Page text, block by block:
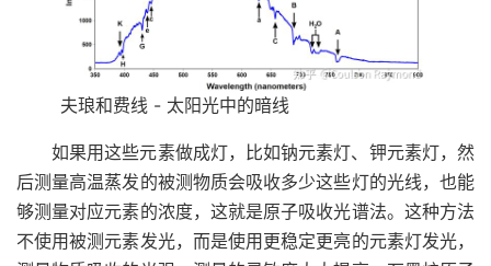
夫琅和费线 - 太阳光中的暗线
如果用这些元素做成灯，比如钠元素灯、钾元素灯，然
后测量高温蒸发的被测物质会吸收多少这些灯的光线，也能
够测量对应元素的浓度，这就是原子吸收光谱法。这种方法
不使用被测元素发光，而是使用更稳定更亮的元素灯发光，